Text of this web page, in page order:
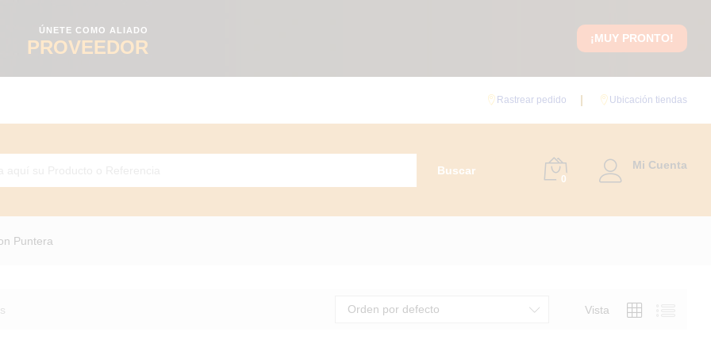
ÚNETE COMO ALIADO
PROVEEDOR ¡MUY PRONTO!
Rastrear pedido Ubicación tiendas
Buscar
0
Mi Cuenta
Puntera
Vista
Orden por defecto